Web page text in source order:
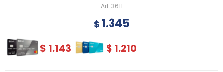
3611
$ 1.345
$ 1.143 $ 1.210